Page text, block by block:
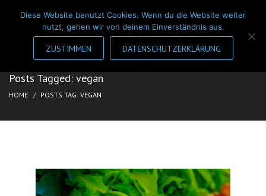
Posts Tagged: vegan
HOME POSTS TAG: VEGAN
Diese Website benutzt Cookies. Wenn du die Website weiter
nutzt, gehen wir von deinem Einverständnis aus.
ZUSTIMMEN DATENSCHUTZERKLÄRUNG